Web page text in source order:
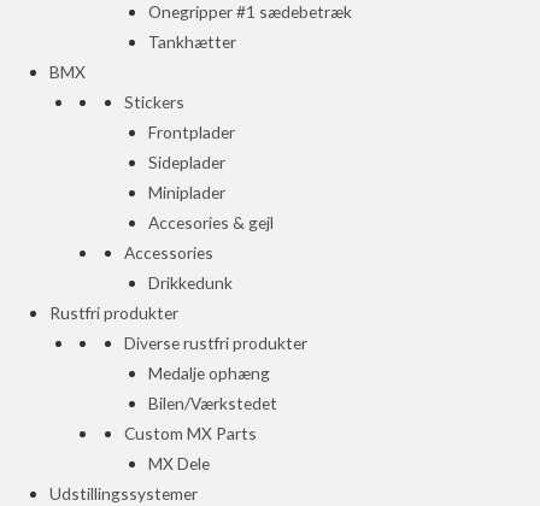
Onegripper #1 sædebetræk
Tankhætter
BMX
Stickers
Frontplader
Sideplader
Miniplader
Accesories & gejl
Accessories
Drikkedunk
Rustfri produkter
Diverse rustfri produkter
Medalje ophæng
Bilen/Værkstedet
Custom MX Parts
MX Dele
Udstillingssystemer